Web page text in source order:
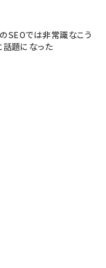
のSEOでは非常識なこう
話題になった